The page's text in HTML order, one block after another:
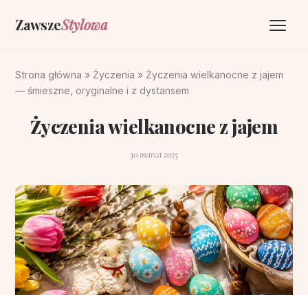
ZawszeStylowa
Życzenia
O portalu
Strona główna » Życzenia » Życzenia wielkanocne z jajem
— śmieszne, oryginalne i z dystansem
Życzenia wielkanocne z jajem
30 marca 2025